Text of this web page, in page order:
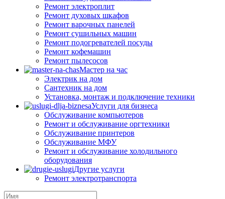
Ремонт электроплит
Ремонт духовых шкафов
Ремонт варочных панелей
Ремонт сушильных машин
Ремонт подогревателей посуды
Ремонт кофемашин
Ремонт пылесосов
Мастер на час
Электрик на дом
Сантехник на дом
Установка, монтаж и подключение техники
Услуги для бизнеса
Обслуживание компьютеров
Ремонт и обслуживание оргтехники
Обслуживание принтеров
Обслуживание МФУ
Ремонт и обслуживание холодильного
оборудования
Другие услуги
Ремонт электротранспорта